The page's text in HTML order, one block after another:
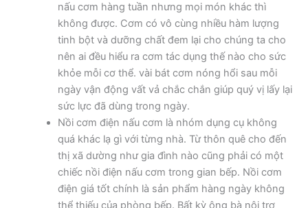
nấu cơm hàng tuần nhưng mọi món khác thì
không được. Cơm có vô cùng nhiều hàm lượng
tinh bột và dưỡng chất đem lại cho chúng ta cho
nên ai đều hiểu ra cơm tác dụng thế nào cho sức
khỏe mỗi cơ thể. vài bát cơm nóng hổi sau mỗi
ngày vận động vất vả chắc chắn giúp quý vị lấy lại
sức lực đã dùng trong ngày.
Nồi cơm điện nấu cơm là nhóm dụng cụ không
quá khác lạ gì với từng nhà. Từ thôn quê cho đến
thị xã dường như gia đình nào cũng phải có một
chiếc nồi điện nấu cơm trong gian bếp. Nồi cơm
điện giá tốt chính là sản phẩm hàng ngày không
thể thiếu của phòng bếp. Bất kỳ ông bà nội trợ